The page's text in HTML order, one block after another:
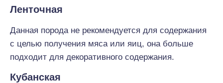
Ленточная
Данная порода не рекомендуется для содержания
с целью получения мяса или яиц, она больше
подходит для декоративного содержания.
Кубанская